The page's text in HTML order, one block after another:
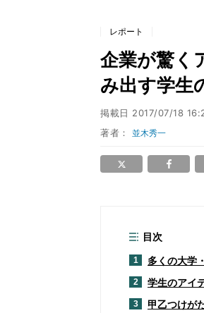
レポート
企業が驚く
み出す学生
掲載日 2017/07/18
著者：並木秀一
目次
1 多くの大学
2 学生のアイ
3 甲乙つけが